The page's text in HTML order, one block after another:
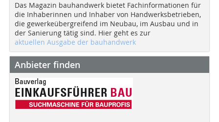
Das Magazin bauhandwerk bietet Fachinformationen für
die Inhaberinnen und Inhaber von Handwerksbetrieben,
die gewerkeübergreifend im Neubau, im Ausbau und in
der Sanierung tätig sind. Hier geht es zur
aktuellen Ausgabe der bauhandwerk
Anbieter finden